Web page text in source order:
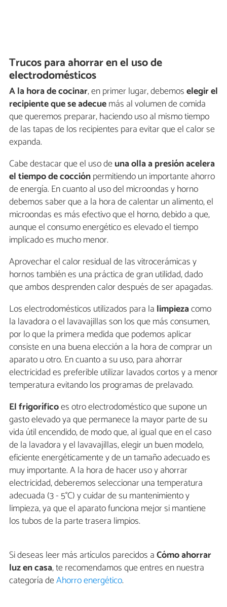
Trucos para ahorrar en el uso de
electrodomésticos
A la hora de cocinar, en primer lugar, debemoselegir el
recipiente que se adecuemás al volumen de comida
que queremos preparar, haciendo uso al mismo tiempo
de las tapas de los recipientes para evitar que el calor se
expanda.
Cabe destacar que el uso deuna olla a presión acelera
el tiempo de cocciónpermitiendo un importante ahorro
de energía. En cuanto al uso del microondas y horno
debemos saber que a la hora de calentar un alimento, el
microondas es más efectivo que el horno, debido a que,
aunque el consumo energético es elevado el tiempo
implicado es mucho menor.
Aprovechar el calor residual de las vitrocerámicas y
hornos también es una práctica de gran utilidad, dado
que ambos desprenden calor después de ser apagadas.
Los electrodomésticos utilizados para la limpiezacomo
la lavadora o el lavavajillas son los que más consumen,
por lo que la primera medida que podemos aplicar
consiste en una buena elección a la hora de comprar un
aparato u otro. En cuanto a su uso, para ahorrar
electricidad es preferible utilizar lavados cortos y a menor
temperatura evitando los programas de prelavado.
El frigoríficoes otro electrodoméstico que supone un
gasto elevado ya que permanece la mayor parte de su
vida útil encendido, de modo que, al igual que en el caso
de la lavadora y el lavavajillas, elegir un buen modelo,
eficiente energéticamente y de un tamaño adecuado es
muy importante. A la hora de hacer uso y ahorrar
electricidad, deberemos seleccionar una temperatura
adecuada (3 - 5°C) y cuidar de su mantenimiento y
limpieza, ya que el aparato funciona mejor si mantiene
los tubos de la parte trasera limpios.
Si deseas leer más artículos parecidos aCómo ahorrar
luz en casa, te recomendamos que entres en nuestra
categoría deAhorro energético.